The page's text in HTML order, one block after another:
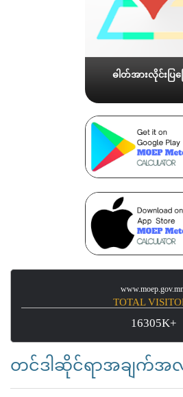
ဓါတ်အားလိုင်းပြမ
TOTAL
16305K+
တင်ဒါဆိုင်ရာအချက်အလ